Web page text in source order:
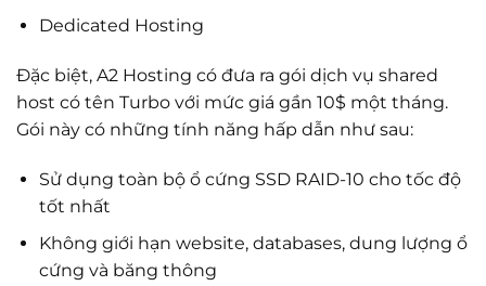
Dedicated Hosting
Đặc biệt, A2 Hosting có đưa ra gói dịch vụ shared
host có tên Turbo với mức giá gần 10$ một tháng.
Gói này có những tính năng hấp dẫn như sau:
Sử dụng toàn bộ ổ cứng SSD RAID-10 cho tốc độ
tốt nhất
Không giới hạn website, databases, dung lượng ổ
cứng và băng thông